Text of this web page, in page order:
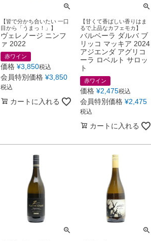
【皆で分かち合いたい 一口
目から「うまっ！」】
ヴェレノージ ニンフ
ァ 2022
赤ワイン
価格 ¥3,850税込
会員特別価格 ¥3,850
税込
カートに入れる
【甘くて香ばしい香りはま
るで上品なカフェモカ】
バルベーラ ダルバ ブ
リッコ マッキア 2024
アジエンダ アグリコ
ーラ ロベルト サロッ
ト
赤ワイン
価格 ¥2,475税込
会員特別価格 ¥2,475
税込
カートに入れる